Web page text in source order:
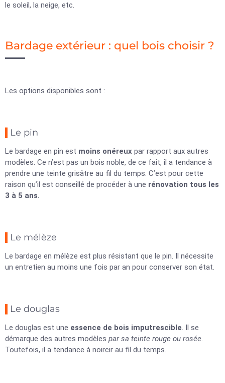
le soleil, la neige, etc.
Bardage extérieur : quel bois choisir ?
Les options disponibles sont :
Le pin
Le bardage en pin est moins onéreux par rapport aux autres
modèles. Ce n’est pas un bois noble, de ce fait, il a tendance à
prendre une teinte grisâtre au fil du temps. C’est pour cette
raison qu’il est conseillé de procéder à une rénovation tous les
3 à 5 ans.
Le mélèze
Le bardage en mélèze est plus résistant que le pin. Il nécessite
un entretien au moins une fois par an pour conserver son état.
Le douglas
Le douglas est une essence de bois imputrescible. Il se
démarque des autres modèles par sa teinte rouge ou rosée.
Toutefois, il a tendance à noircir au fil du temps.